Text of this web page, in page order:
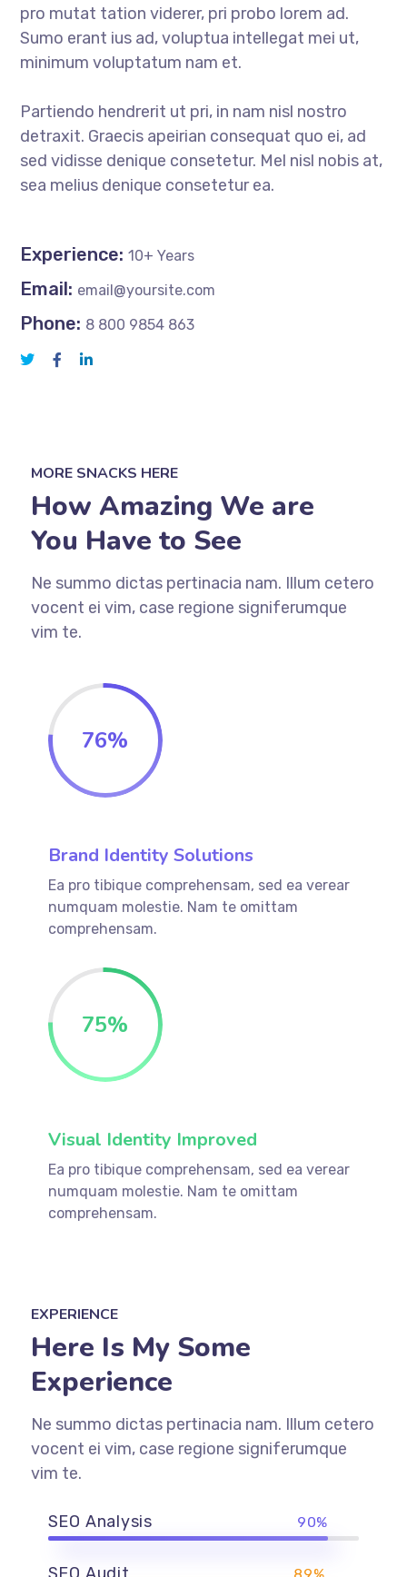
pro mutat tation viderer, pri probo lorem ad.
Sumo erant ius ad, voluptua intellegat mei ut,
minimum voluptatum nam et.
Partiendo hendrerit ut pri, in nam nisl nostro
detraxit. Graecis apeirian consequat quo ei, ad
sed vidisse denique consetetur. Mel nisl nobis at,
sea melius denique consetetur ea.
Experience: 10+ Years
Email: email@yoursite.com
Phone: 8 800 9854 863
MORE SNACKS HERE
How Amazing We are
You Have to See
Ne summo dictas pertinacia nam. Illum cetero
vocent ei vim, case regione signiferumque
vim te.
76%
Brand Identity Solutions
Ea pro tibique comprehensam, sed ea verear
numquam molestie. Nam te omittam
comprehensam.
75%
Visual Identity Improved
Ea pro tibique comprehensam, sed ea verear
numquam molestie. Nam te omittam
comprehensam.
EXPERIENCE
Here Is My Some
Experience
Ne summo dictas pertinacia nam. Illum cetero
vocent ei vim, case regione signiferumque
vim te.
SEO Analysis 90%